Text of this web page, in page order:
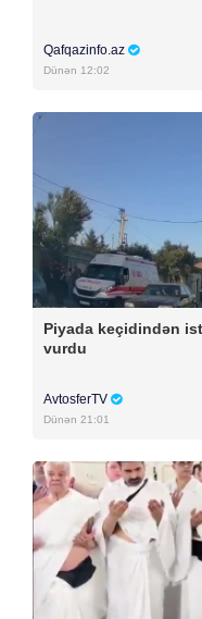
Qafqazinfo.az
Dünən 12:02
Piyada keçidindən
vurdu
AvtosferTV
Dünən 21:01